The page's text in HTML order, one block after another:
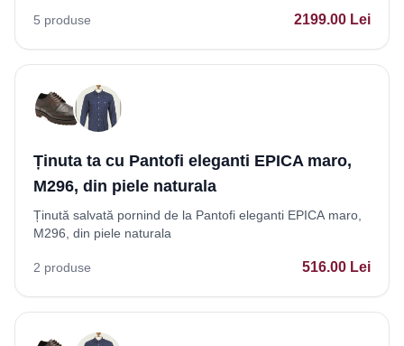
5 produse 2199.00 Lei
Ținuta ta cu Pantofi eleganti EPICA maro,
M296, din piele naturala
Ținută salvată pornind de la Pantofi eleganti EPICA maro,
M296, din piele naturala
2 produse 516.00 Lei